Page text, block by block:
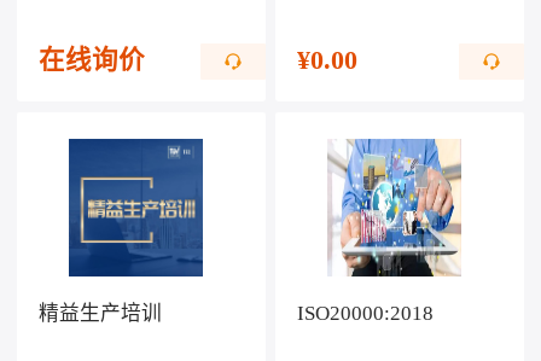
在线询价 ¥0.00
精益生产培训 ISO20000:2018